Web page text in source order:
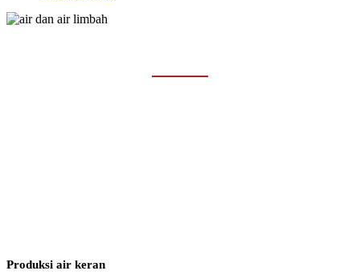
Produksi air keran